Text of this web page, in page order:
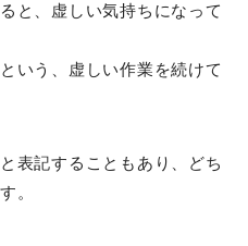
と、虚しい気持ちになって
いう、虚しい作業を続けて
表記することもあり、どち
。